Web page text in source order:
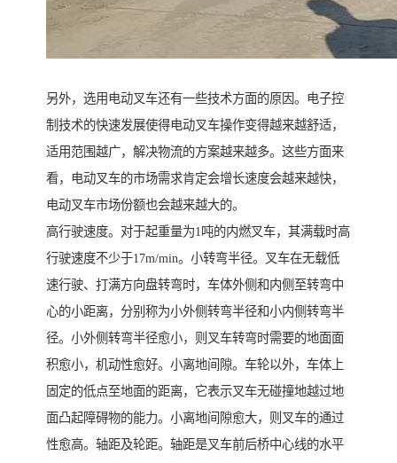
另外，选用电动叉车还有一些技术方面的原因。电子控
制技术的快速发展使得电动叉车操作变得越来越舒适，
适用范围越广，解决物流的方案越来越多。这些方面来
看，电动叉车的市场需求肯定会增长速度会越来越快，
电动叉车市场份额也会越来越大的。
高行驶速度。对于起重量为1吨的内燃叉车，其满载时高
行驶速度不少于17m/min。小转弯半径。叉车在无载低
速行驶、打满方向盘转弯时，车体外侧和内侧至转弯中
心的小距离，分别称为小外侧转弯半径和小内侧转弯半
径。小外侧转弯半径愈小，则叉车转弯时需要的地面面
积愈小，机动性愈好。小离地间隙。车轮以外，车体上
固定的低点至地面的距离，它表示叉车无碰撞地越过地
面凸起障碍物的能力。小离地间隙愈大，则叉车的通过
性愈高。轴距及轮距。轴距是叉车前后桥中心线的水平